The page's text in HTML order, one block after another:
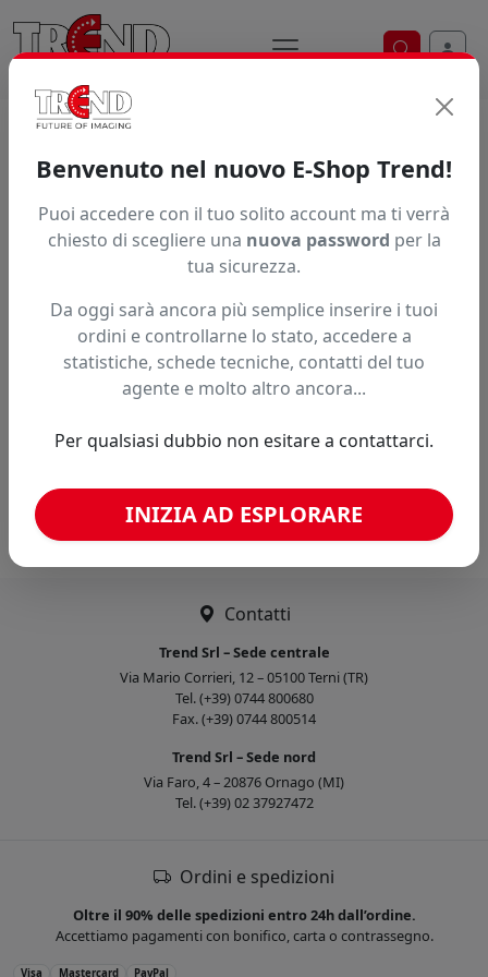
Ricerca
Articolo non trovato.
Hai trovato questo prodotto ad un prezzo più basso?
Fai una segnalazione
Confronta con articoli simili
Caricamento confronto...
Contatti
Trend Srl – Sede centrale
Via Mario Corrieri, 12 – 05100 Terni (TR)
Tel. (+39) 0744 800680
Fax. (+39) 0744 800514
Trend Srl – Sede nord
Via Faro, 4 – 20876 Ornago (MI)
Tel. (+39) 02 37927472
Ordini e spedizioni
Oltre il 90% delle spedizioni entro 24h dall’ordine.
Accettiamo pagamenti con bonifico, carta o contrassegno.
Visa Mastercard PayPal
Benvenuto nel nuovo E-Shop Trend!
Puoi accedere con il tuo solito account ma ti verrà
chiesto di scegliere una nuova password per la
tua sicurezza.
Da oggi sarà ancora più semplice inserire i tuoi
ordini e controllarne lo stato, accedere a
statistiche, schede tecniche, contatti del tuo
agente e molto altro ancora...
Per qualsiasi dubbio non esitare a contattarci.
INIZIA AD ESPLORARE